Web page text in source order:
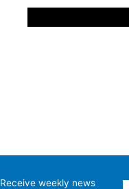
Receive weekly news